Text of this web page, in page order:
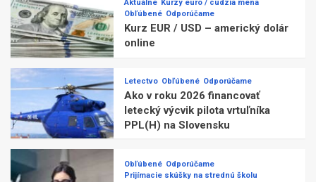
Aktuálne Kurzy euro / cudzia mena
Obľúbené Odporúčame
Kurz EUR / USD – americký dolár
online
Letectvo Obľúbené Odporúčame
Ako v roku 2026 financovať
letecký výcvik pilota vrtuľníka
PPL(H) na Slovensku
Obľúbené Odporúčame
Prijímacie skúšky na strednú školu